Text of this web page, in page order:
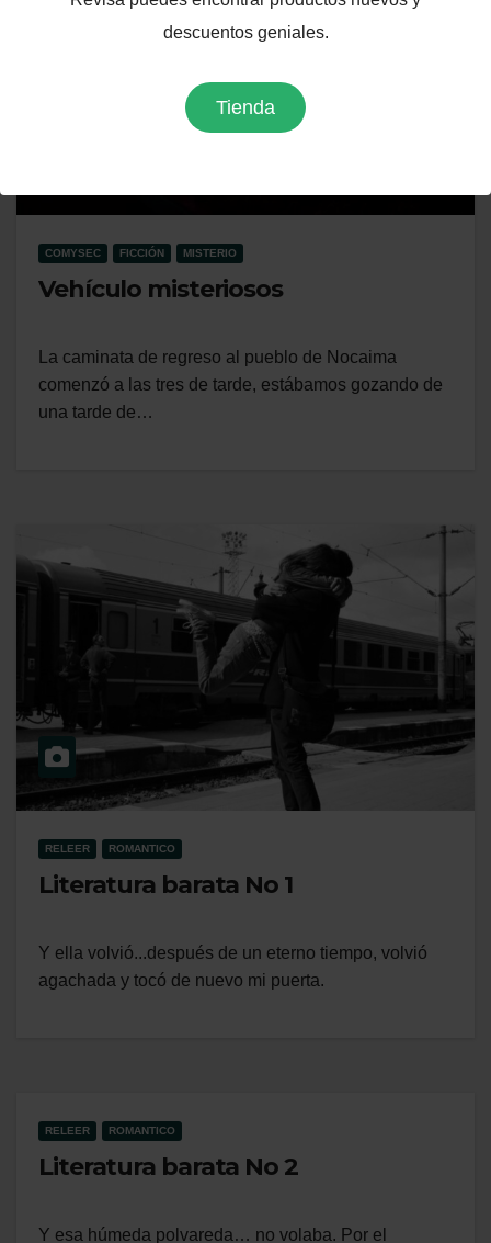
descuentos geniales.
Tienda
COMYSEC FICCIÓN MISTERIO
Vehículo misteriosos
La caminata de regreso al pueblo de Nocaima
comenzó a las tres de tarde, estábamos gozando de
una tarde de…
RELEER ROMANTICO
Literatura barata No 1
Y ella volvió...después de un eterno tiempo, volvió
agachada y tocó de nuevo mi puerta.
RELEER ROMANTICO
Literatura barata No 2
Y esa húmeda polvareda… no volaba. Por el